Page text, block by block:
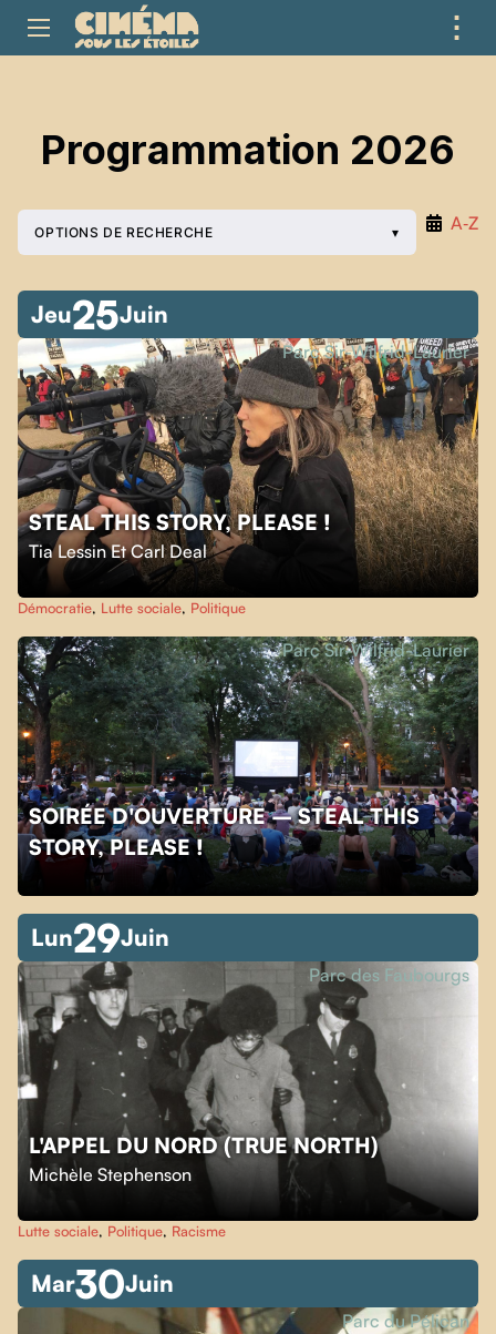
⋮
Programmation 2026
A‑Z
OPTIONS DE RECHERCHE
Jeu25Juin
STEAL THIS STORY, PLEASE !
Tia Lessin Et Carl Deal
Parc Sir-Wilfrid-Laurier
Démocratie, Lutte sociale, Politique
SOIRÉE D'OUVERTURE – STEAL THIS
STORY, PLEASE !
Parc Sir-Wilfrid-Laurier
Lun29Juin
L'APPEL DU NORD (TRUE NORTH)
Michèle Stephenson
Parc des Faubourgs
Lutte sociale, Politique, Racisme
Mar30Juin
Parc du Pélican